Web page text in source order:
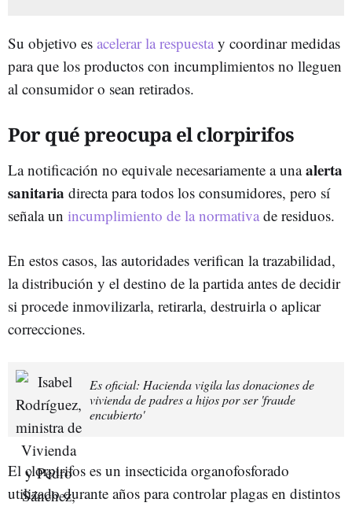
Su objetivo es acelerar la respuesta y coordinar medidas
para que los productos con incumplimientos no lleguen
al consumidor o sean retirados.
Por qué preocupa el clorpirifos
La notificación no equivale necesariamente a unaalerta
sanitaria directa para todos los consumidores, pero sí
señala un incumplimiento de la normativa de residuos.
En estos casos, las autoridades verifican la trazabilidad,
la distribución y el destino de la partida antes de decidir
si procede inmovilizarla, retirarla, destruirla o aplicar
correcciones.
Es oficial: Hacienda vigila las donaciones de
vivienda de padres a hijos por ser 'fraude
encubierto'
El clorpirifos es un insecticida organofosforado
utilizado durante años para controlar plagas en distintos